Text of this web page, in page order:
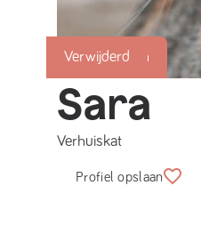
Succesmatch
Verwijderd
Sara
Verhuiskat
Profiel opslaan